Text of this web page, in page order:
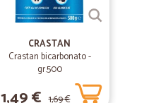
CRASTAN
Crastan bicarbonato -
gr.500
1,69 €